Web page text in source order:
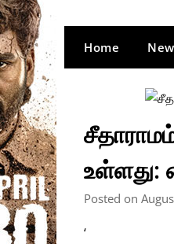
Home
உள்ளது:
Posted on
‘